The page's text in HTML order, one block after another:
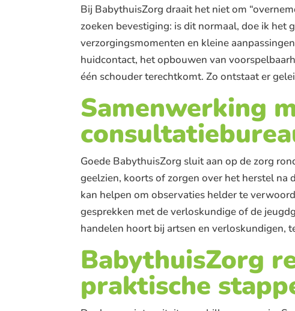
Bij BabythuisZorg draait het niet om
zoeken bevestiging: is dit normaal, doe ik
verzorgingsmomenten en kleine
huidcontact, het opbouwen van
één schouder terechtkomt. Zo ontstaat er
Samenwerking
Goede BabythuisZorg sluit aan op de zorg
geelzien, koorts of zorgen over het herstel
kan helpen om observaties helder te
gesprekken met de verloskundige of de
handelen hoort bij artsen en verloskundigen,
BabythuisZorg
praktische